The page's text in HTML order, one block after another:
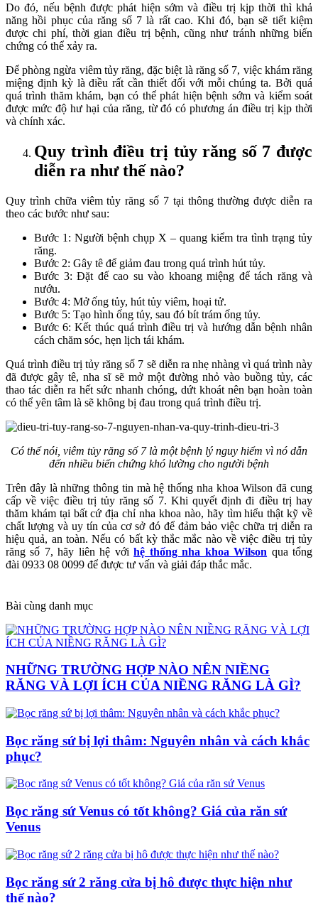
Do đó, nếu bệnh được phát hiện sớm và điều trị kịp thời thì khả
năng hồi phục của răng số 7 là rất cao. Khi đó, bạn sẽ tiết kiệm
được chi phí, thời gian điều trị bệnh, cũng như tránh những biến
chứng có thể xảy ra.
Để phòng ngừa viêm tủy răng, đặc biệt là răng số 7, việc khám răng
miệng định kỳ là điều rất cần thiết đối với mỗi chúng ta. Bởi quá
quá trình thăm khám, bạn có thể phát hiện bệnh sớm và kiểm soát
được mức độ hư hại của răng, từ đó có phương án điều trị kịp thời
và chính xác.
Quy trình điều trị tủy răng số 7 được
diễn ra như thế nào?
Quy trình chữa viêm tủy răng số 7 tại thông thường được diễn ra
theo các bước như sau:
Bước 1: Người bệnh chụp X – quang kiểm tra tình trạng tủy
răng.
Bước 2: Gây tê để giảm đau trong quá trình hút tủy.
Bước 3: Đặt đế cao su vào khoang miệng để tách răng và
nướu.
Bước 4: Mở ống tủy, hút tủy viêm, hoại tử.
Bước 5: Tạo hình ống tủy, sau đó bít trám ống tủy.
Bước 6: Kết thúc quá trình điều trị và hướng dẫn bệnh nhân
cách chăm sóc, hẹn lịch tái khám.
Quá trình điều trị tủy răng số 7 sẽ diễn ra nhẹ nhàng vì quá trình này
đã được gây tê, nha sĩ sẽ mở một đường nhỏ vào buồng tủy, các
thao tác diễn ra hết sức nhanh chóng, dứt khoát nên bạn hoàn toàn
có thể yên tâm là sẽ không bị đau trong quá trình điều trị.
Có thể nói, viêm tủy răng số 7 là một bệnh lý nguy hiểm vì nó dẫn
đến nhiều biến chứng khó lường cho người bệnh
Trên đây là những thông tin mà hệ thống nha khoa Wilson đã cung
cấp về việc điều trị tủy răng số 7. Khi quyết định đi điều trị hay
thăm khám tại bất cứ địa chỉ nha khoa nào, hãy tìm hiểu thật kỹ về
chất lượng và uy tín của cơ sở đó để đảm bảo việc chữa trị diễn ra
hiệu quả, an toàn. Nếu có bất kỳ thắc mắc nào về việc điều trị tủy
răng số 7, hãy liên hệ vớihệ thống nha khoa Wilson qua tổng
đài 0933 08 0099 để được tư vấn và giải đáp thắc mắc.
Bài cùng danh mục
NHỮNG TRƯỜNG HỢP NÀO NÊN NIỀNG
RĂNG VÀ LỢI ÍCH CỦA NIỀNG RĂNG LÀ GÌ?
Bọc răng sứ bị lợi thâm: Nguyên nhân và cách khắc
phục?
Bọc răng sứ Venus có tốt không? Giá của răn sứ
Venus
Bọc răng sứ 2 răng cửa bị hô được thực hiện như
thế nào?